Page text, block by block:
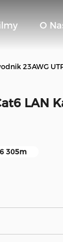
O
23AWG
LAN
305m